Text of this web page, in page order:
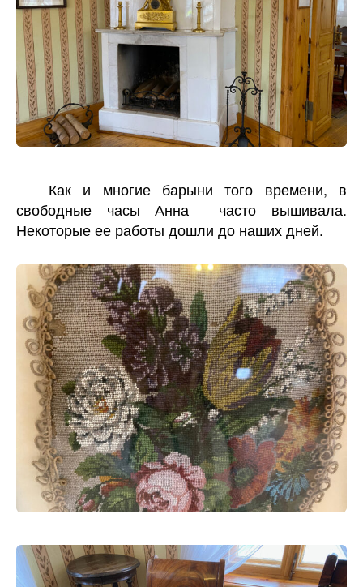
Как и многие барыни того времени, в
свободные часы Анна часто вышивала.
Некоторые ее работы дошли до наших дней.